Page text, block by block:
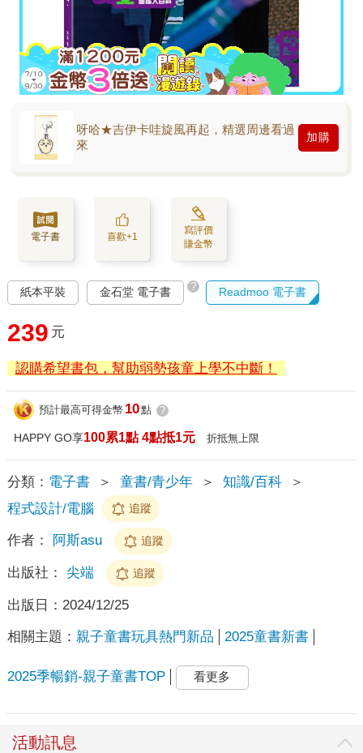
呀哈★吉伊卡哇旋風再起，精選周邊看過
來
加購
電子書 喜歡+1
寫評價
賺金幣
紙本平裝 金石堂 電子書 ? Readmoo 電子書
239 元
認購希望書包，幫助弱勢孩童上學不中斷！
預計最高可得金幣 10點 ?
HAPPY GO享100累1點 4點抵1元 折抵無上限
分類： 電子書 ＞ 童書/青少年 ＞ 知識/百科
＞
程式設計/電腦
追蹤
作者： 阿斯asu 追蹤
出版社： 尖端 追蹤
出版日： 2024/12/25
相關主題： 親子童書玩具熱門新品 2025童書新書
2025季暢銷-親子童書TOP 看更多
活動訊息